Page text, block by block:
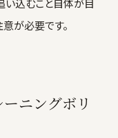
い込むこと自体が目
が必要です。
ニングボリ